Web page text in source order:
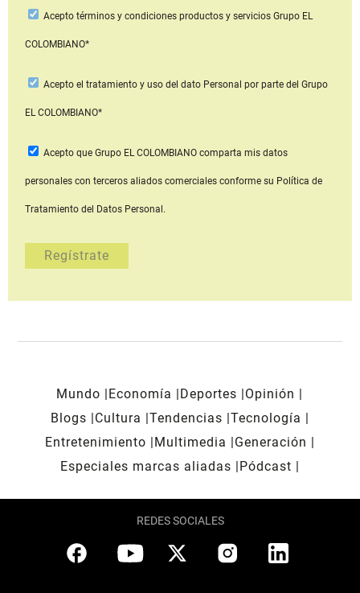
Aceptotérminos y condiciones productos y serviciosGrupo EL
COLOMBIANO*
Acepto el tratamiento y uso del dato Personal por parte del Grupo
EL COLOMBIANO*
Acepto que Grupo EL COLOMBIANOcomparta mis datos
personales con terceros aliados comerciales conforme su Política de
Tratamiento del Datos Personal.
Mundo Economía Deportes
Opinión
Blogs
Cultura Tendencias Tecnología
Entretenimiento
Multimedia
Generación
Especiales marcas aliadas
Pódcast
REDES SOCIALES